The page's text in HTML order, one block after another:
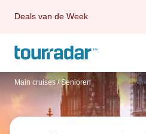
Deals van de Week
Main cruises / Senioren